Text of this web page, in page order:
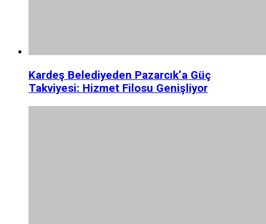
Kardeş Belediyeden Pazarcık’a Güç
Takviyesi: Hizmet Filosu Genişliyor